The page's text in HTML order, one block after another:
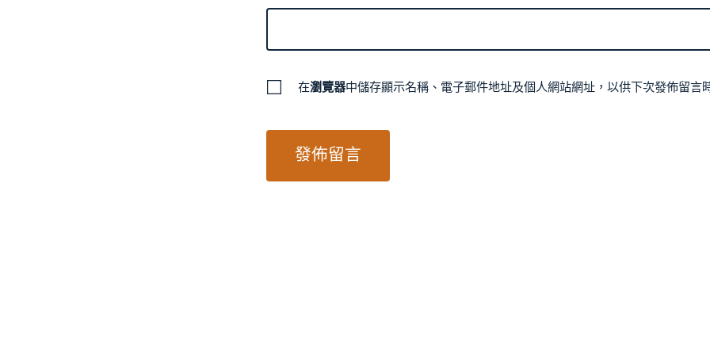
在瀏覽器中儲存顯示名稱、電子郵件地址及個人網站網址，以供下次發佈留言